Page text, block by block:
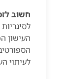
חשוב
העישון
לעיתוי